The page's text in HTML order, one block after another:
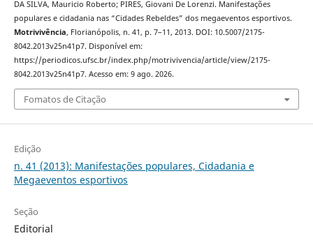
DA SILVA, Mauricio Roberto; PIRES, Giovani De Lorenzi. Manifestações
populares e cidadania nas “Cidades Rebeldes” dos megaeventos esportivos.
Motrivivência, Florianópolis, n. 41, p. 7–11, 2013. DOI: 10.5007/2175-
8042.2013v25n41p7. Disponível em:
https://periodicos.ufsc.br/index.php/motrivivencia/article/view/2175-
8042.2013v25n41p7. Acesso em: 9 ago. 2026.
Fomatos de Citação
Edição
n. 41 (2013): Manifestações populares, Cidadania e
Megaeventos esportivos
Seção
Editorial